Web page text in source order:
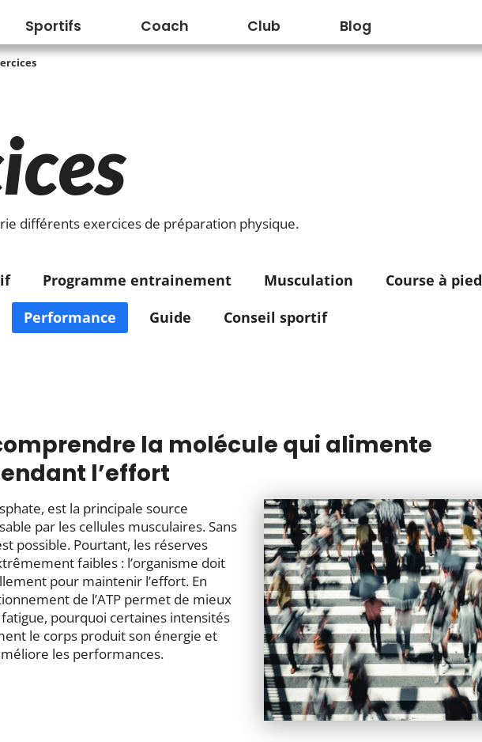
Sportifs Coach Club Blog
différents exercices de préparation physique.
Programme entrainement Musculation Course à pied
Performance Guide Conseil sportif
la molécule qui alimente
l’effort
est la principale source
par les cellules musculaires. Sans
possible. Pourtant, les réserves
faibles : l’organisme doit
pour maintenir l’effort. En
de l’ATP permet de mieux
pourquoi certaines intensités
le corps produit son énergie et
les performances.